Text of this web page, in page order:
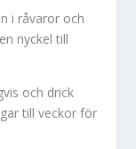
i råvaror och
nyckel till
och drick
till veckor för